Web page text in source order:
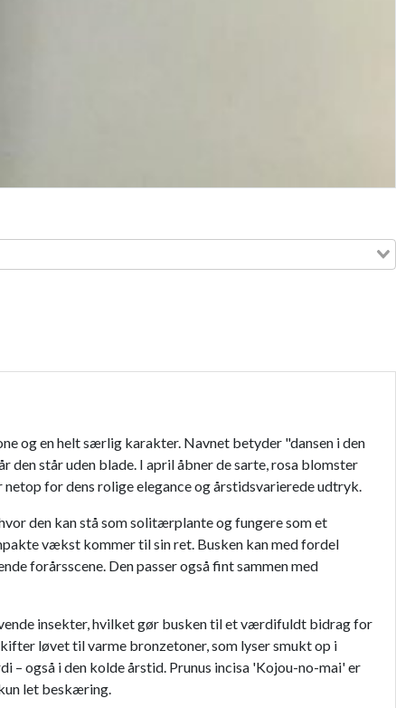
og en helt særlig karakter. Navnet betyder "dansen i den
står uden blade. I april åbner de sarte, rosa blomster
for dens rolige elegance og årstidsvarierede udtryk.
den kan stå som solitærplante og fungere som et
vækst kommer til sin ret. Busken kan med fordel
forårsscene. Den passer også fint sammen med
insekter, hvilket gør busken til et værdifuldt bidrag for
løvet til varme bronzetoner, som lyser smukt op i
også i den kolde årstid. Prunus incisa 'Kojou-no-mai' er
let beskæring.